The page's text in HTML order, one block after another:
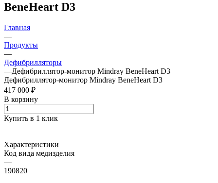
BeneHeart D3
Главная
—
Продукты
—
Дефибрилляторы
—Дефибриллятор-монитор Mindray BeneHeart D3
Дефибриллятор-монитор Mindray BeneHeart D3
417 000 ₽
В корзину
Купить в 1 клик
Характеристики
Код вида медизделия
—
190820